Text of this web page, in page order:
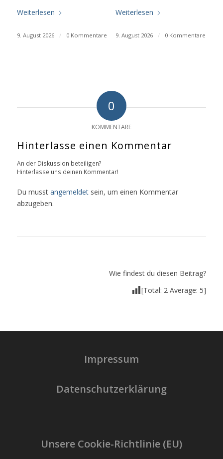
Weiterlesen
9. August 2026 / 0 Kommentare
Weiterlesen
9. August 2026 / 0 Kommentare
0
KOMMENTARE
Hinterlasse einen Kommentar
An der Diskussion beteiligen?
Hinterlasse uns deinen Kommentar!
Du musst angemeldetsein, um einen Kommentar
abzugeben.
Wie findest du diesen Beitrag?
[Total: 2 Average: 5]
Impressum
Datenschutzerklärung
Unsere Cookie-Richtlinie (EU)